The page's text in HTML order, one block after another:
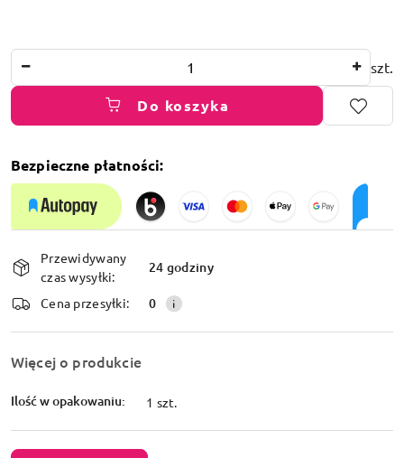
szt.
Do koszyka
Bezpieczne płatności:
Dostępność
i
dostawa
Przewidywany
czas wysyłki:
24 godziny
Cena przesyłki: 0
Więcej o produkcie
Ilość w opakowaniu: 1 szt.